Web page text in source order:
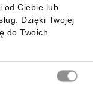
od Ciebie lub
Dzięki Twojej
do Twoich